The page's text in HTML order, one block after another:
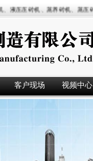
压压砖机、蒸养砖机、蒸压
客户现场 视频中心